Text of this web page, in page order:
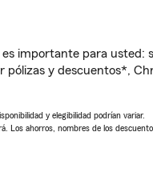
importante para usted:
pólizas y descuentos*,
y elegibilidad podrían variar.
Los ahorros, nombres de los